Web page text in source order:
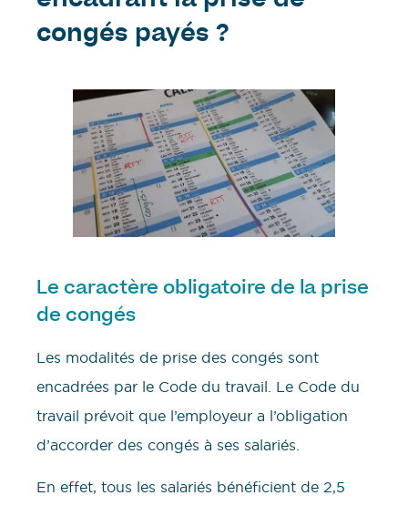
congés payés ?
Le caractère obligatoire de la prise
de congés
Les modalités de prise des congés sont
encadrées par le Code du travail. Le Code du
travail prévoit que l’employeur a l’obligation
d’accorder des congés à ses salariés.
En effet, tous les salariés bénéficient de 2,5